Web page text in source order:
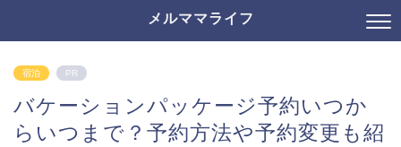
メルママライフ
宿泊 PR
バケーションパッケージ予約いつか
らいつまで？予約方法や予約変更も紹